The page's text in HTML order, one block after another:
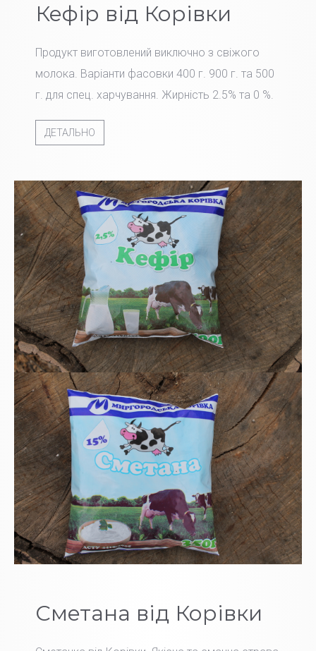
Кефір від Корівки
Продукт виготовлений виключно з свіжого
молока. Варіанти фасовки 400 г. 900 г. та 500
г. для спец. харчування. Жирність 2.5% та 0 %.
ДЕТАЛЬНО
Сметана від Корівки